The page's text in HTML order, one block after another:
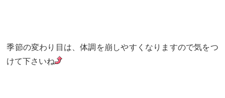
季節の変わり目は、体調を崩しやすくなりますので気をつ
けて下さいね